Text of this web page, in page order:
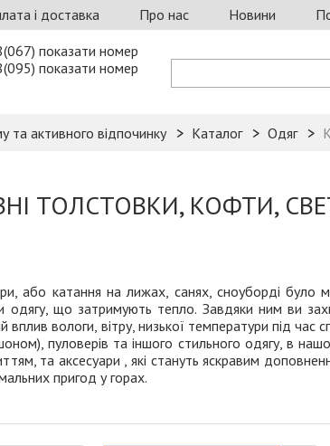
і доставка Про нас Новини
показати номер
показати номер
та активного відпочинку Каталог Одяг
ТОЛСТОВКИ, КОФТИ,
або катання на лижах, санях, сноуборді було
одягу, що затримують тепло. Завдяки ним ви
вплив вологи, вітру, низької температури під час
пуловерів та іншого стильного одягу, в
та аксесуари , які стануть яскравим
пригод у горах.